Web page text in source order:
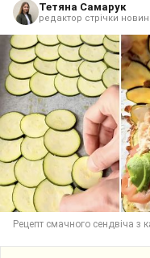
Тетяна Самарук
редактор стрічки новин
Рецепт смачного сендвіча з